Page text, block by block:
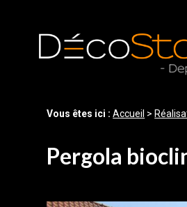
Vous êtes ici :Accueil >
Pergola